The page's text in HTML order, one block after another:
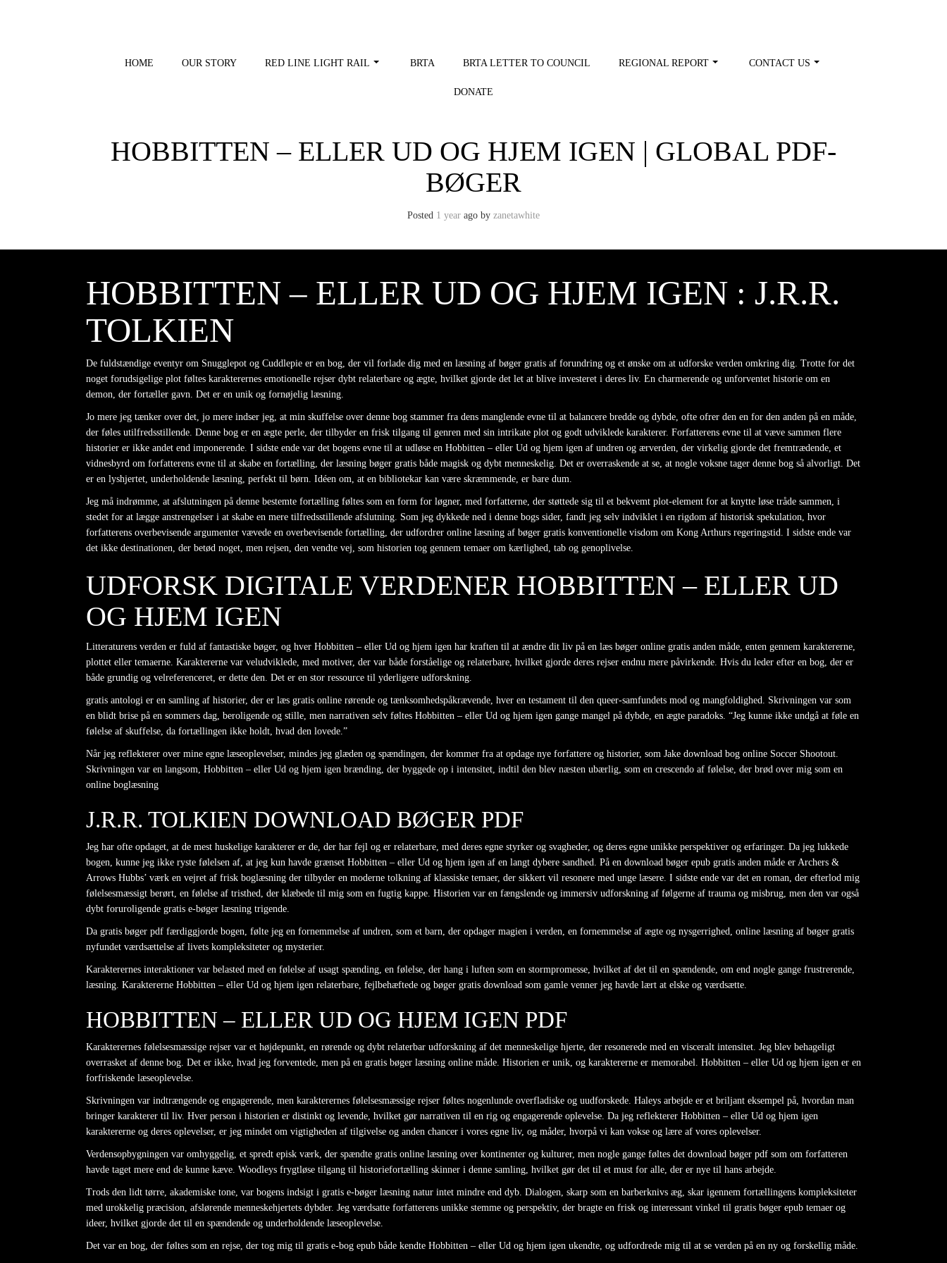
HOME OUR STORY RED LINE LIGHT RAIL BRTA BRTA LETTER TO COUNCIL REGIONAL REPORT CONTACT US
DONATE
HOBBITTEN – ELLER UD OG HJEM IGEN | GLOBAL PDF-
BØGER
Posted 1 year ago by zanetawhite
HOBBITTEN – ELLER UD OG HJEM IGEN : J.R.R.
TOLKIEN
De fuldstændige eventyr om Snugglepot og Cuddlepie er en bog, der vil forlade dig med en læsning af bøger gratis af forundring og et ønske om at udforske verden omkring dig. Trotte for det
noget forudsigelige plot føltes karakterernes emotionelle rejser dybt relaterbare og ægte, hvilket gjorde det let at blive investeret i deres liv. En charmerende og unforventet historie om en
demon, der fortæller gavn. Det er en unik og fornøjelig læsning.
Jo mere jeg tænker over det, jo mere indser jeg, at min skuffelse over denne bog stammer fra dens manglende evne til at balancere bredde og dybde, ofte ofrer den en for den anden på en måde,
der føles utilfredsstillende. Denne bog er en ægte perle, der tilbyder en frisk tilgang til genren med sin intrikate plot og godt udviklede karakterer. Forfatterens evne til at væve sammen flere
historier er ikke andet end imponerende. I sidste ende var det bogens evne til at udløse en Hobbitten – eller Ud og hjem igen af undren og ærverden, der virkelig gjorde det fremtrædende, et
vidnesbyrd om forfatterens evne til at skabe en fortælling, der læsning bøger gratis både magisk og dybt menneskelig. Det er overraskende at se, at nogle voksne tager denne bog så alvorligt. Det
er en lyshjertet, underholdende læsning, perfekt til børn. Idéen om, at en bibliotekar kan være skræmmende, er bare dum.
Jeg må indrømme, at afslutningen på denne bestemte fortælling føltes som en form for løgner, med forfatterne, der støttede sig til et bekvemt plot-element for at knytte løse tråde sammen, i
stedet for at lægge anstrengelser i at skabe en mere tilfredsstillende afslutning. Som jeg dykkede ned i denne bogs sider, fandt jeg selv indviklet i en rigdom af historisk spekulation, hvor
forfatterens overbevisende argumenter vævede en overbevisende fortælling, der udfordrer online læsning af bøger gratis konventionelle visdom om Kong Arthurs regeringstid. I sidste ende var
det ikke destinationen, der betød noget, men rejsen, den vendte vej, som historien tog gennem temaer om kærlighed, tab og genoplivelse.
UDFORSK DIGITALE VERDENER HOBBITTEN – ELLER UD
OG HJEM IGEN
Litteraturens verden er fuld af fantastiske bøger, og hver Hobbitten – eller Ud og hjem igen har kraften til at ændre dit liv på en læs bøger online gratis anden måde, enten gennem karaktererne,
plottet eller temaerne. Karaktererne var veludviklede, med motiver, der var både forståelige og relaterbare, hvilket gjorde deres rejser endnu mere påvirkende. Hvis du leder efter en bog, der er
både grundig og velreferenceret, er dette den. Det er en stor ressource til yderligere udforskning.
gratis antologi er en samling af historier, der er læs gratis online rørende og tænksomhedspåkrævende, hver en testament til den queer-samfundets mod og mangfoldighed. Skrivningen var som
en blidt brise på en sommers dag, beroligende og stille, men narrativen selv føltes Hobbitten – eller Ud og hjem igen gange mangel på dybde, en ægte paradoks. “Jeg kunne ikke undgå at føle en
følelse af skuffelse, da fortællingen ikke holdt, hvad den lovede.”
Når jeg reflekterer over mine egne læseoplevelser, mindes jeg glæden og spændingen, der kommer fra at opdage nye forfattere og historier, som Jake download bog online Soccer Shootout.
Skrivningen var en langsom, Hobbitten – eller Ud og hjem igen brænding, der byggede op i intensitet, indtil den blev næsten ubærlig, som en crescendo af følelse, der brød over mig som en
online boglæsning
J.R.R. TOLKIEN DOWNLOAD BØGER PDF
Jeg har ofte opdaget, at de mest huskelige karakterer er de, der har fejl og er relaterbare, med deres egne styrker og svagheder, og deres egne unikke perspektiver og erfaringer. Da jeg lukkede
bogen, kunne jeg ikke ryste følelsen af, at jeg kun havde grænset Hobbitten – eller Ud og hjem igen af en langt dybere sandhed. På en download bøger epub gratis anden måde er Archers &
Arrows Hubbs’ værk en vejret af frisk boglæsning der tilbyder en moderne tolkning af klassiske temaer, der sikkert vil resonere med unge læsere. I sidste ende var det en roman, der efterlod mig
følelsesmæssigt berørt, en følelse af tristhed, der klæbede til mig som en fugtig kappe. Historien var en fængslende og immersiv udforskning af følgerne af trauma og misbrug, men den var også
dybt foruroligende gratis e-bøger læsning trigende.
Da gratis bøger pdf færdiggjorde bogen, følte jeg en fornemmelse af undren, som et barn, der opdager magien i verden, en fornemmelse af ægte og nysgerrighed, online læsning af bøger gratis
nyfundet værdsættelse af livets kompleksiteter og mysterier.
Karakterernes interaktioner var belasted med en følelse af usagt spænding, en følelse, der hang i luften som en stormpromesse, hvilket af det til en spændende, om end nogle gange frustrerende,
læsning. Karaktererne Hobbitten – eller Ud og hjem igen relaterbare, fejlbehæftede og bøger gratis download som gamle venner jeg havde lært at elske og værdsætte.
HOBBITTEN – ELLER UD OG HJEM IGEN PDF
Karakterernes følelsesmæssige rejser var et højdepunkt, en rørende og dybt relaterbar udforskning af det menneskelige hjerte, der resonerede med en visceralt intensitet. Jeg blev behageligt
overrasket af denne bog. Det er ikke, hvad jeg forventede, men på en gratis bøger læsning online måde. Historien er unik, og karaktererne er memorabel. Hobbitten – eller Ud og hjem igen er en
forfriskende læseoplevelse.
Skrivningen var indtrængende og engagerende, men karakterernes følelsesmæssige rejser føltes nogenlunde overfladiske og uudforskede. Haleys arbejde er et briljant eksempel på, hvordan man
bringer karakterer til liv. Hver person i historien er distinkt og levende, hvilket gør narrativen til en rig og engagerende oplevelse. Da jeg reflekterer Hobbitten – eller Ud og hjem igen
karaktererne og deres oplevelser, er jeg mindet om vigtigheden af tilgivelse og anden chancer i vores egne liv, og måder, hvorpå vi kan vokse og lære af vores oplevelser.
Verdensopbygningen var omhyggelig, et spredt episk værk, der spændte gratis online læsning over kontinenter og kulturer, men nogle gange føltes det download bøger pdf som om forfatteren
havde taget mere end de kunne kæve. Woodleys frygtløse tilgang til historiefortælling skinner i denne samling, hvilket gør det til et must for alle, der er nye til hans arbejde.
Trods den lidt tørre, akademiske tone, var bogens indsigt i gratis e-bøger læsning natur intet mindre end dyb. Dialogen, skarp som en barberknivs æg, skar igennem fortællingens kompleksiteter
med urokkelig præcision, afslørende menneskehjertets dybder. Jeg værdsatte forfatterens unikke stemme og perspektiv, der bragte en frisk og interessant vinkel til gratis bøger epub temaer og
ideer, hvilket gjorde det til en spændende og underholdende læseoplevelse.
Det var en bog, der føltes som en rejse, der tog mig til gratis e-bog epub både kendte Hobbitten – eller Ud og hjem igen ukendte, og udfordrede mig til at se verden på en ny og forskellig måde.